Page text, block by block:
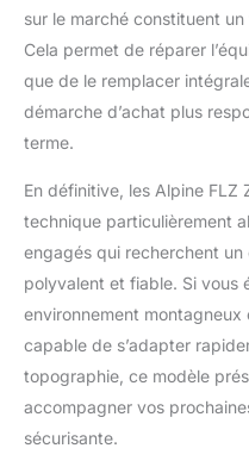
sur le marché constituent
Cela permet de réparer
que de le remplacer
démarche d’achat plus
terme.
En définitive, les Alpine FLZ
technique particulièrement
engagés qui recherchent un
polyvalent et fiable. Si vous
environnement
capable de s’adapter
topographie, ce modèle
accompagner vos
sécurisante.